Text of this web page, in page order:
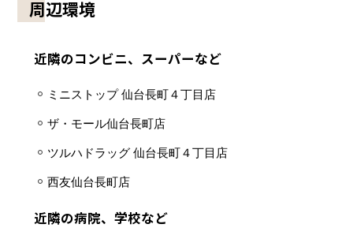
周辺環境
近隣のコンビニ、スーパーなど
ミニストップ 仙台長町４丁目店
ザ・モール仙台長町店
ツルハドラッグ 仙台長町４丁目店
西友仙台長町店
近隣の病院、学校など